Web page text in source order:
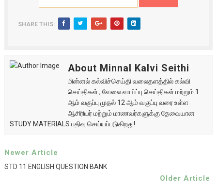
SHARE THIS:
About Minnal Kalvi Seithi
மின்னல் கல்விச்செய்தி வலைதளத்தில் கல்வி
செய்திகள் , வேலை வாய்ப்பு செய்திகள் மற்றும் 1
ஆம் வகுப்பு முதல் 12 ஆம் வகுப்பு வரை உள்ள
ஆசிரியர் மற்றும் மாணவர்களுக்கு தேவையான
STUDY MATERIALS பதிவு செய்யப்படுகிறது!
Newer Article
STD 11 ENGLISH QUESTION BANK
Older Article